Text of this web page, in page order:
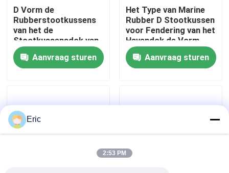
Kwaliteitscontrole
Contacteer ons
Vraag een offerte aan
Company News
mariene deuren
D Vorm de
Rubberstootkussens
van het de
Stootkussensdok van
Marine Fender Marine
Tugboat/van de Boot
Aanvraag sturen
Het Type van Marine
Rubber D Stootkussen
voor Fendering van het
Havendok de Vorm
Rubberstootkussen
van DAanvraag sturen
Eric
2:53 PM